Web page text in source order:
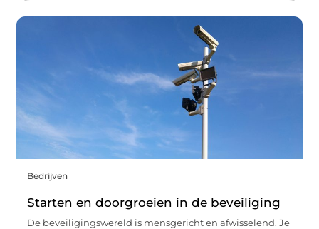
Bedrijven
Starten en doorgroeien in de beveiliging
De beveiligingswereld is mensgericht en afwisselend. Je